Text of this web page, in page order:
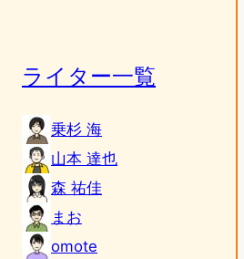
ライター一覧
乗杉 海
山本 達也
森 祐佳
まお
omote